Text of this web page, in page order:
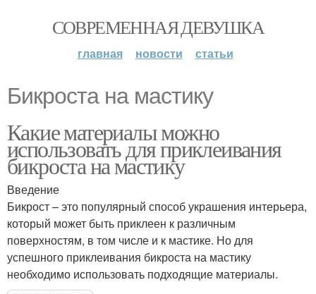
СОВРЕМЕННАЯ ДЕВУШКА
главная новости статьи
Бикроста на мастику
Какие материалы можно
использовать для приклеивания
бикроста на мастику
Введение
Бикрост – это популярный способ украшения интерьера,
который может быть приклеен к различным
поверхностям, в том числе и к мастике. Но для
успешного приклеивания бикроста на мастику
необходимо использовать подходящие материалы.